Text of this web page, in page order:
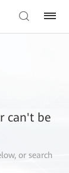
can't be
or search